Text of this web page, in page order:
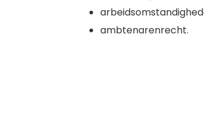
ambtenarenrecht.